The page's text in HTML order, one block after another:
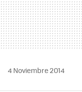
4 Noviembre 2014